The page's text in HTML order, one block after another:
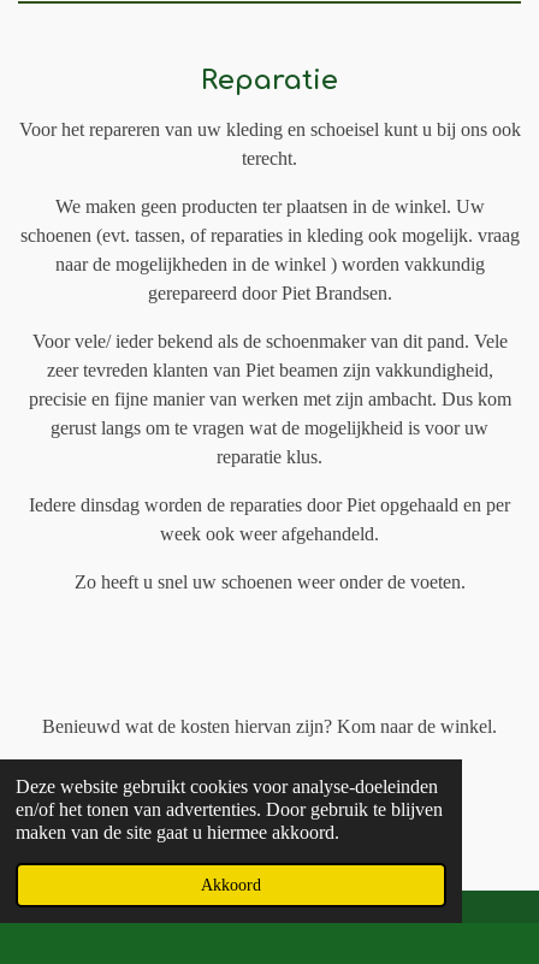
Deze website gebruikt cookies voor analyse-doeleinden
en/of het tonen van advertenties. Door gebruik te blijven
maken van de site gaat u hiermee akkoord.
Akkoord
Reparatie
Voor het repareren van uw kleding en schoeisel kunt u bij ons ook
terecht.
We maken geen producten ter plaatsen in de winkel. Uw
schoenen (evt. tassen, of reparaties in kleding ook mogelijk. vraag
naar de mogelijkheden in de winkel ) worden vakkundig
gerepareerd door Piet Brandsen.
Voor vele/ ieder bekend als de schoenmaker van dit pand. Vele
zeer tevreden klanten van Piet beamen zijn vakkundigheid,
precisie en fijne manier van werken met zijn ambacht. Dus kom
gerust langs om te vragen wat de mogelijkheid is voor uw
reparatie klus.
Iedere dinsdag worden de reparaties door Piet opgehaald en per
week ook weer afgehandeld.
Zo heeft u snel uw schoenen weer onder de voeten.
Benieuwd wat de kosten hiervan zijn? Kom naar de winkel.